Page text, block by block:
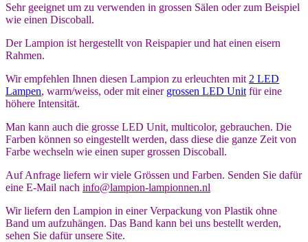
Sehr geeignet um zu verwenden in grossen Sälen oder zum Beispiel
wie einen Discoball.
Der Lampion ist hergestellt von Reispapier und hat einen eisern
Rahmen.
Wir empfehlen Ihnen diesen Lampion zu erleuchten mit 2 LED
Lampen, warm/weiss, oder mit einer grossen LED Unit für eine
höhere Intensität.
Man kann auch die grosse LED Unit, multicolor, gebrauchen. Die
Farben können so eingestellt werden, dass diese die ganze Zeit von
Farbe wechseln wie einen super grossen Discoball.
Auf Anfrage liefern wir viele Grössen und Farben. Senden Sie dafür
eine E-Mail nach info@lampion-lampionnen.nl
Wir liefern den Lampion in einer Verpackung von Plastik ohne
Band um aufzuhängen. Das Band kann bei uns bestellt werden,
sehen Sie dafür unsere Site.